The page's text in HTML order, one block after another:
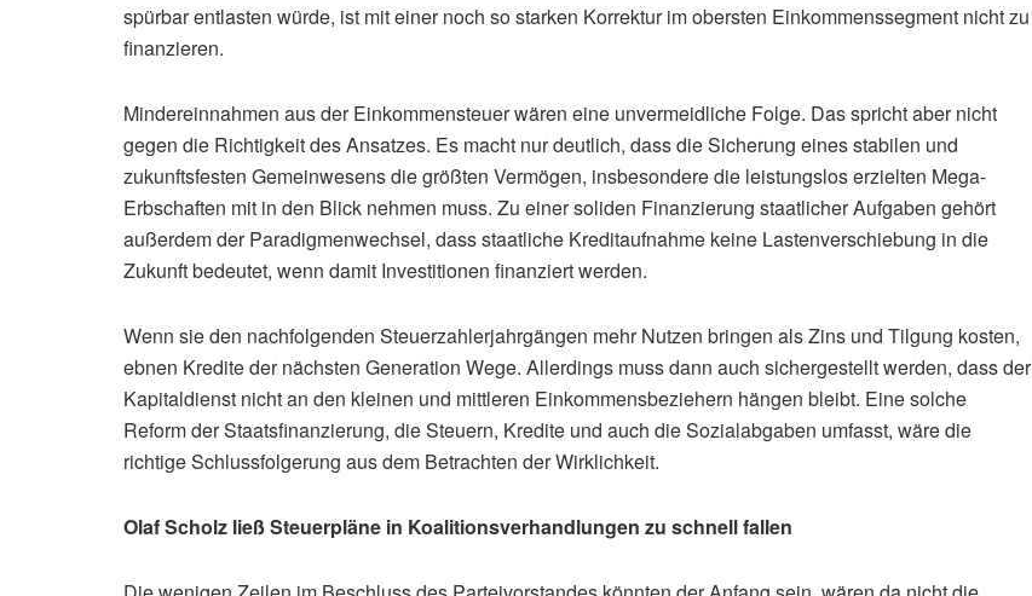
spürbar entlasten würde, ist mit einer noch so starken Korrektur im obersten Einkommenssegment nicht zu
finanzieren.
Mindereinnahmen aus der Einkommensteuer wären eine unvermeidliche Folge. Das spricht aber nicht
gegen die Richtigkeit des Ansatzes. Es macht nur deutlich, dass die Sicherung eines stabilen und
zukunftsfesten Gemeinwesens die größten Vermögen, insbesondere die leistungslos erzielten Mega-
Erbschaften mit in den Blick nehmen muss. Zu einer soliden Finanzierung staatlicher Aufgaben gehört
außerdem der Paradigmenwechsel, dass staatliche Kreditaufnahme keine Lastenverschiebung in die
Zukunft bedeutet, wenn damit Investitionen finanziert werden.
Wenn sie den nachfolgenden Steuerzahlerjahrgängen mehr Nutzen bringen als Zins und Tilgung kosten,
ebnen Kredite der nächsten Generation Wege. Allerdings muss dann auch sichergestellt werden, dass der
Kapitaldienst nicht an den kleinen und mittleren Einkommensbeziehern hängen bleibt. Eine solche
Reform der Staatsfinanzierung, die Steuern, Kredite und auch die Sozialabgaben umfasst, wäre die
richtige Schlussfolgerung aus dem Betrachten der Wirklichkeit.
Olaf Scholz ließ Steuerpläne in Koalitionsverhandlungen zu schnell fallen